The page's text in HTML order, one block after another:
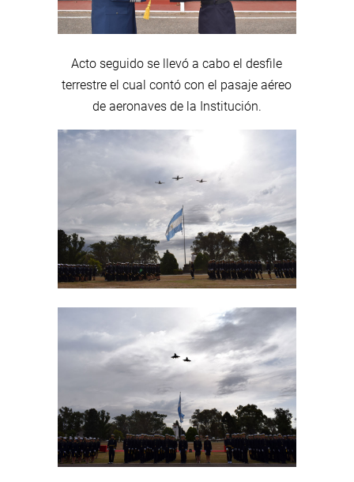
Acto seguido se llevó a cabo el desfile
terrestre el cual contó con el pasaje aéreo
de aeronaves de la Institución.